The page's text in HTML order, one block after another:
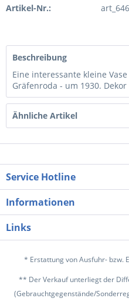
Artikel-Nr.:
Beschreibung
Eine interessante kleine
Gräfenroda - um 1930.
Ähnliche Artikel
Service Hotline
Informationen
Links
* Erstattung von Ausfuhr- bzw.
** Der Verkauf unterliegt der
(Gebrauchtgegenstände/